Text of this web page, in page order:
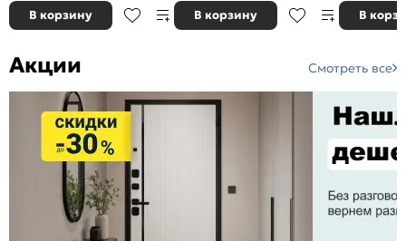
В корзину В корзину В
Акции Смотреть все